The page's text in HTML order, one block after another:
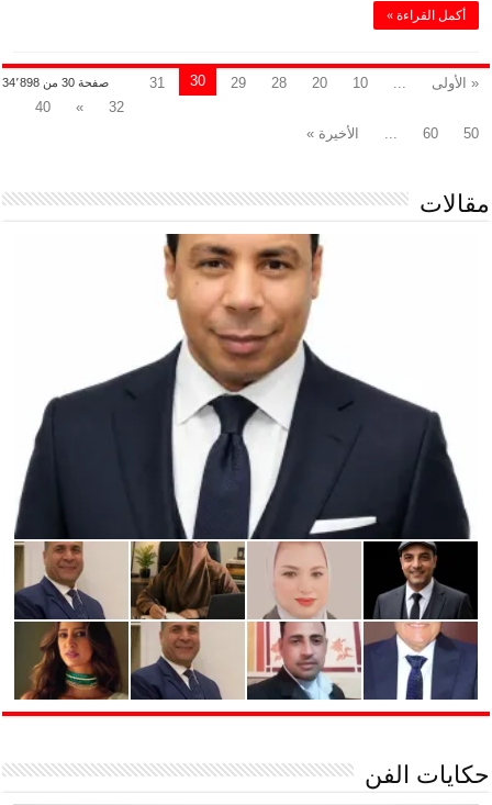
أكمل القراءة »
صفحة 30 من 34٬898 « الأولى 10
20
28
29
30
31
32
»
40
50
60 الأخيرة »
مقالات
حكايات الفن